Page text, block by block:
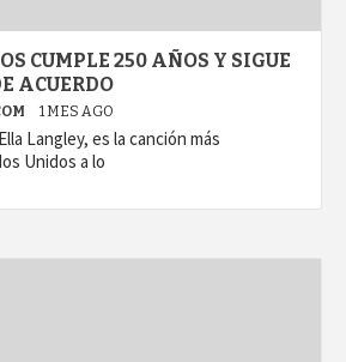
CUMPLE 250 AÑOS Y SIGUE
ACUERDO
1 MES AGO
Langley, es la canción más
Unidos a lo